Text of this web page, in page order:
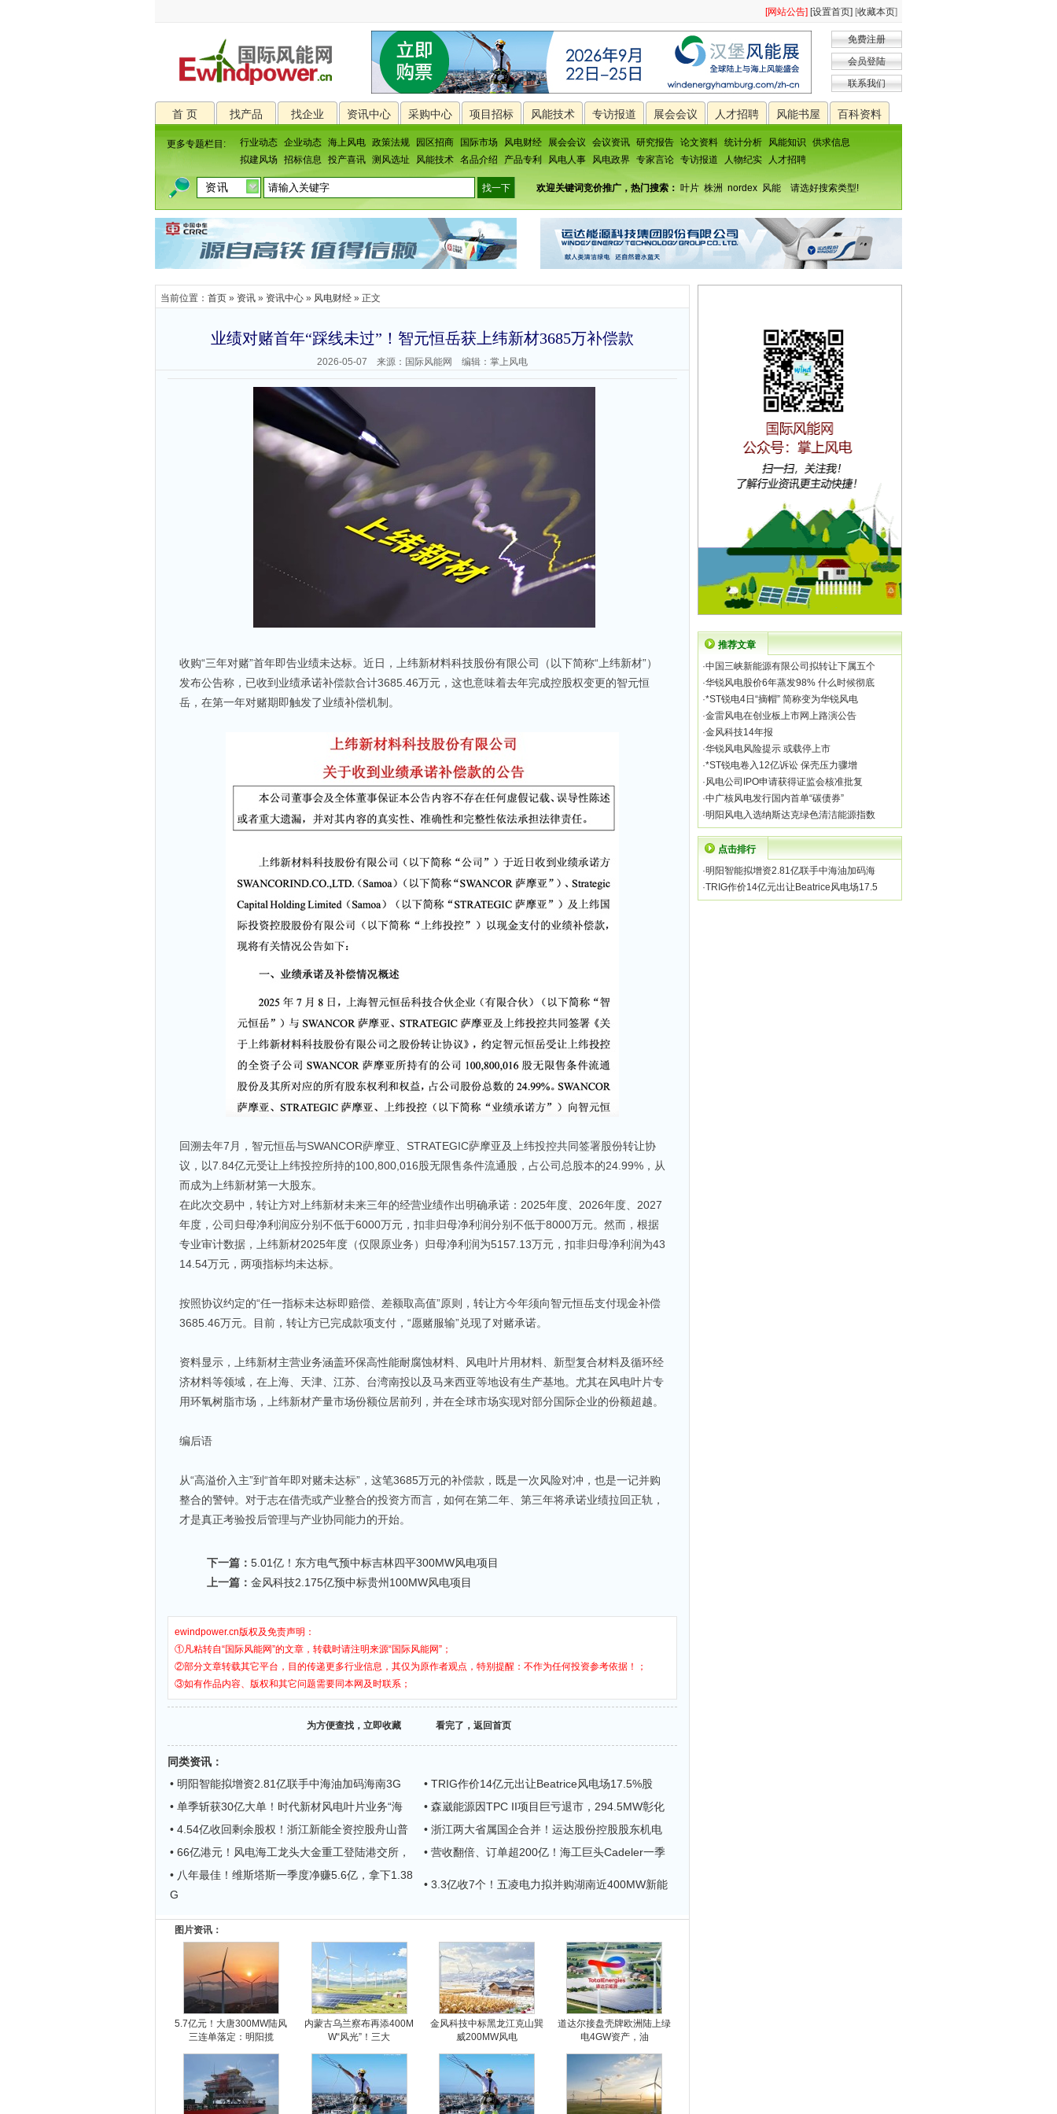
[网站公告] [设置首页] [收藏本页]
免费注册
会员登陆
联系我们
首 页 找产品 找企业 资讯中心 采购中心 项目招标 风能技术 专访报道 展会会议 人才招聘 风能书屋 百科资料
更多专题栏目: 行业动态 企业动态 海上风电 政策法规 园区招商 国际市场 风电财经 展会会议 会议资讯 研究报告 论文资料 统计分析 风能知识
供求信息
拟建风场
招标信息 投产喜讯 测风选址 风能技术 名品介绍 产品专利 风电人事 风电政界 专家言论 专访报道 人物纪实 人才招聘
欢迎关键词竞价推广，热门搜索： 叶片 株洲 nordex 风能 请选好搜索类型!
当前位置： 首页 » 资讯 » 资讯中心 » 风电财经 » 正文
业绩对赌首年“踩线未过”！智元恒岳获上纬新材3685万补偿款
2026-05-07 来源：国际风能网 编辑：掌上风电
收购“三年对赌”首年即告业绩未达标。近日，上纬新材料科技股份有限公司（以下简称“上纬新材”）
发布公告称，已收到业绩承诺补偿款合计3685.46万元，这也意味着去年完成控股权变更的智元恒
岳，在第一年对赌期即触发了业绩补偿机制。
回溯去年7月，智元恒岳与SWANCOR萨摩亚、STRATEGIC萨摩亚及上纬投控共同签署股份转让协
议，以7.84亿元受让上纬投控所持的100,800,016股无限售条件流通股，占公司总股本的24.99%，从
而成为上纬新材第一大股东。
在此次交易中，转让方对上纬新材未来三年的经营业绩作出明确承诺：2025年度、2026年度、2027
年度，公司归母净利润应分别不低于6000万元，扣非归母净利润分别不低于8000万元。然而，根据
专业审计数据，上纬新材2025年度（仅限原业务）归母净利润为5157.13万元，扣非归母净利润为43
14.54万元，两项指标均未达标。
按照协议约定的“任一指标未达标即赔偿、差额取高值”原则，转让方今年须向智元恒岳支付现金补偿
3685.46万元。目前，转让方已完成款项支付，“愿赌服输”兑现了对赌承诺。
资料显示，上纬新材主营业务涵盖环保高性能耐腐蚀材料、风电叶片用材料、新型复合材料及循环经
济材料等领域，在上海、天津、江苏、台湾南投以及马来西亚等地设有生产基地。尤其在风电叶片专
用环氧树脂市场，上纬新材产量市场份额位居前列，并在全球市场实现对部分国际企业的份额超越。
编后语
从“高溢价入主”到“首年即对赌未达标”，这笔3685万元的补偿款，既是一次风险对冲，也是一记并购
整合的警钟。对于志在借壳或产业整合的投资方而言，如何在第二年、第三年将承诺业绩拉回正轨，
才是真正考验投后管理与产业协同能力的开始。
下一篇： 5.01亿！东方电气预中标吉林四平300MW风电项目
上一篇： 金风科技2.175亿预中标贵州100MW风电项目
ewindpower.cn版权及免责声明：
①凡粘转自“国际风能网”的文章，转载时请注明来源“国际风能网”；
②部分文章转载其它平台，目的传递更多行业信息，其仅为原作者观点，特别提醒：不作为任何投资参考依据！；
③如有作品内容、版权和其它问题需要同本网及时联系；
为方便查找，立即收藏 看完了，返回首页
同类资讯 ：
• 明阳智能拟增资2.81亿联手中海油加码海南3G
• TRIG作价14亿元出让Beatrice风电场17.5%股
• 单季斩获30亿大单！时代新材风电叶片业务“海
• 森崴能源因TPC II项目巨亏退市，294.5MW彰化
• 4.54亿收回剩余股权！浙江新能全资控股舟山普
• 浙江两大省属国企合并！运达股份控股股东机电
• 66亿港元！风电海工龙头大金重工登陆港交所，
• 营收翻倍、订单超200亿！海工巨头Cadeler一季
• 八年最佳！维斯塔斯一季度净赚5.6亿，拿下1.38
G
• 3.3亿收7个！五凌电力拟并购湖南近400MW新能
图片资讯：
5.7亿元！大唐300MW陆风
三连单落定：明阳揽
内蒙古乌兰察布再添400M
W“风光”！三大
金风科技中标黑龙江克山巽
威200MW风电
道达尔接盘壳牌欧洲陆上绿
电4GW资产，油
推荐文章
·中国三峡新能源有限公司拟转让下属五个
·华锐风电股价6年蒸发98% 什么时候彻底
·*ST锐电4日“摘帽” 简称变为华锐风电
·金雷风电在创业板上市网上路演公告
·金风科技14年报
·华锐风电风险提示 或载停上市
·*ST锐电卷入12亿诉讼 保壳压力骤增
·风电公司IPO申请获得证监会核准批复
·中广核风电发行国内首单“碳债券”
·明阳风电入选纳斯达克绿色清洁能源指数
点击排行
·明阳智能拟增资2.81亿联手中海油加码海
·TRIG作价14亿元出让Beatrice风电场17.5